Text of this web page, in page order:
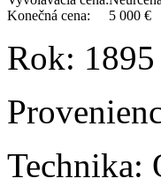
Konečná cena:
5 000 €
Rok: 1895
Technika: